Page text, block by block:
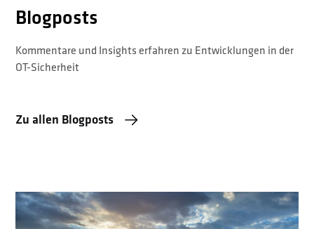
Blogposts
Kommentare und Insights erfahren zu Entwicklungen in der
OT-Sicherheit
Zu allen Blogposts